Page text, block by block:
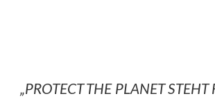
„PROTECT THE PLANET